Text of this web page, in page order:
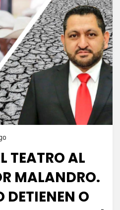
TEATRO AL
MALANDRO.
DETIENEN O